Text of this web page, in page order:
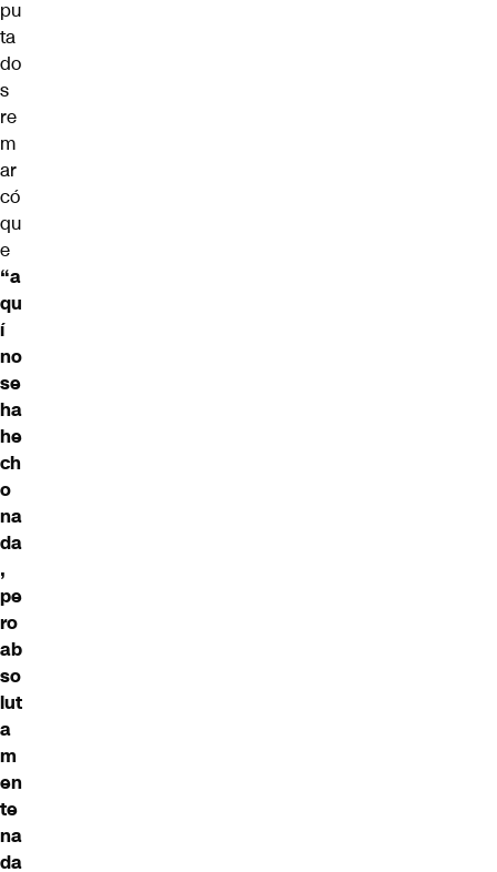
pu
ta
do
s
re
m
ar
có
qu
e
“a
qu
í
no
se
ha
he
ch
o
na
da
,
pe
ro
ab
so
lut
a
m
en
te
na
da